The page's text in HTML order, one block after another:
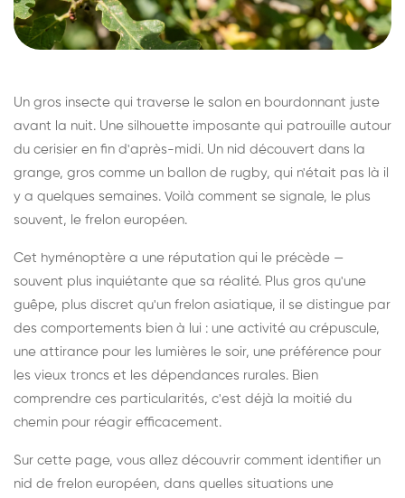
Un gros insecte qui traverse le salon en bourdonnant juste
avant la nuit. Une silhouette imposante qui patrouille autour
du cerisier en fin d'après-midi. Un nid découvert dans la
grange, gros comme un ballon de rugby, qui n'était pas là il
y a quelques semaines. Voilà comment se signale, le plus
souvent, le frelon européen.
Cet hyménoptère a une réputation qui le précède —
souvent plus inquiétante que sa réalité. Plus gros qu'une
guêpe, plus discret qu'un frelon asiatique, il se distingue par
des comportements bien à lui : une activité au crépuscule,
une attirance pour les lumières le soir, une préférence pour
les vieux troncs et les dépendances rurales. Bien
comprendre ces particularités, c'est déjà la moitié du
chemin pour réagir efficacement.
Sur cette page, vous allez découvrir comment identifier un
nid de frelon européen, dans quelles situations une